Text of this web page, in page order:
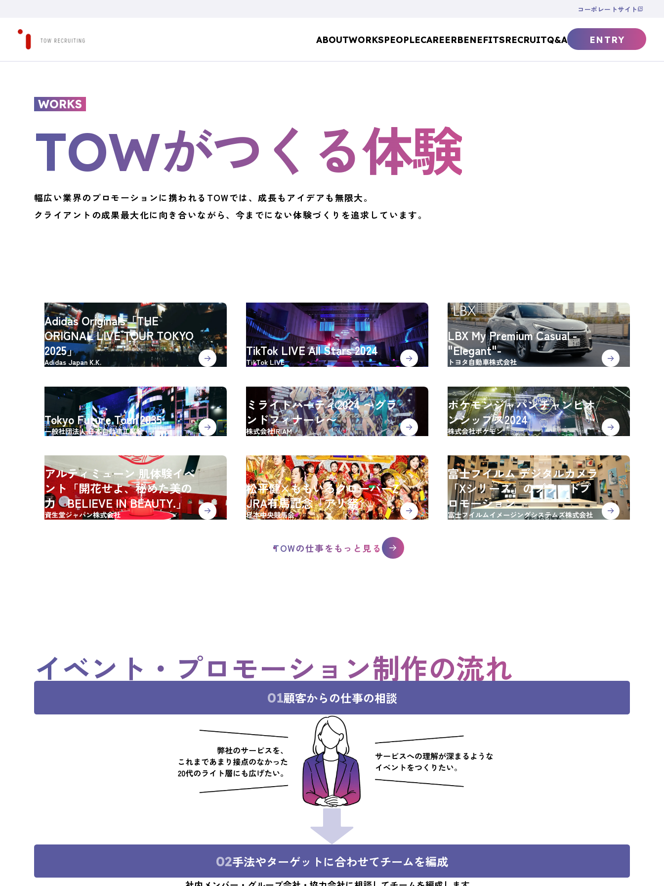
コーポレートサイト
ABOUTWORKSPEOPLECAREERBENEFITSRECRUITQ&A ENTRY
WORKS
TOWがつくる体験
幅広い業界のプロモーションに携われるTOWでは、成長もアイデアも無限大。
クライアントの成果最大化に向き合いながら、今までにない体験づくりを追求しています。
Adidas Originals「THE
ORIGNAL LIVE TOUR TOKYO
2025」
Adidas Japan K.K.
TikTok LIVE All Stars 2024
TikTok LIVE
LBX My Premium Casual -
"Elegant"-
トヨタ自動車株式会社
Tokyo Future Tour 2035
一般社団法人 日本自動車工業会
ミライトパーティ2024 〜グラ
ンドフィナーレ〜
株式会社IRIAM
ポケモンジャパンチャンピオ
ンシップス2024
株式会社ポケモン
アルティミューン 肌体験イベ
ント「開花せよ、秘めた美の
力 BELIEVE IN BEAUTY.」
資生堂ジャパン株式会社
松平健×ももいろクローバーZ
JRA有馬記念「アリ祭」
日本中央競馬会
富士フイルム デジタルカメラ
「Xシリーズ」のブランドプ
ロモーション
富士フイルムイメージングシステムズ株式会社
TOWの仕事をもっと見る
イベント・プロモーション制作の流れ
01顧客からの仕事の相談
02手法やターゲットに合わせてチームを編成